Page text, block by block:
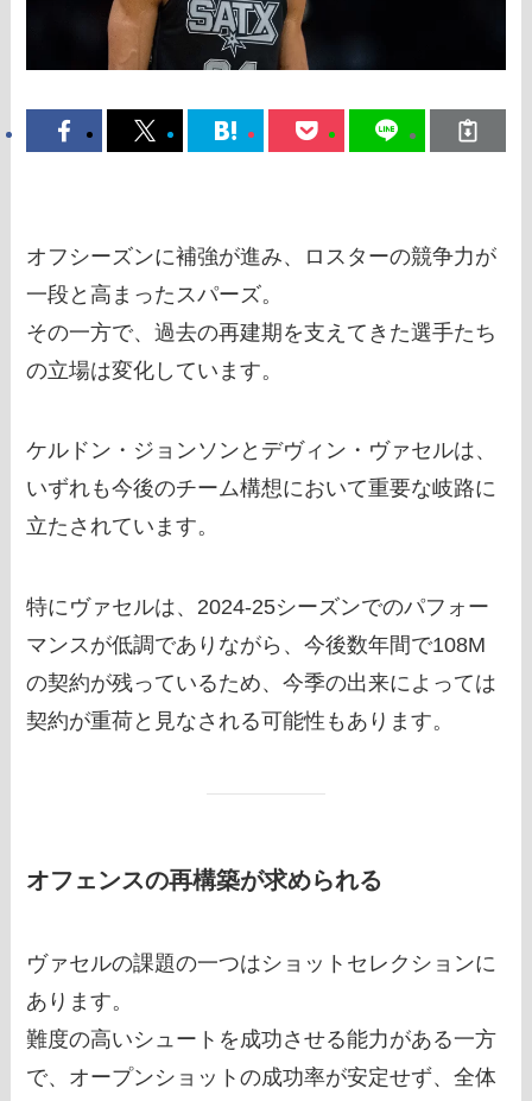
オフシーズンに補強が進み、ロスターの競争力が
一段と高まったスパーズ。
その一方で、過去の再建期を支えてきた選手たち
の立場は変化しています。
ケルドン・ジョンソンとデヴィン・ヴァセルは、
いずれも今後のチーム構想において重要な岐路に
立たされています。
特にヴァセルは、2024-25シーズンでのパフォー
マンスが低調でありながら、今後数年間で108M
の契約が残っているため、今季の出来によっては
契約が重荷と見なされる可能性もあります。
オフェンスの再構築が求められる
ヴァセルの課題の一つはショットセレクションに
あります。
難度の高いシュートを成功させる能力がある一方
で、オープンショットの成功率が安定せず、全体